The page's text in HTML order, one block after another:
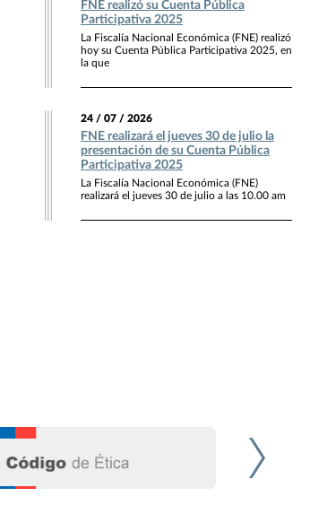
FNE realizó su Cuenta Pública
Participativa 2025
La Fiscalía Nacional Económica (FNE) realizó
hoy su Cuenta Pública Participativa 2025, en
la que
24 / 07 / 2026
FNE realizará el jueves 30 de julio la
presentación de su Cuenta Pública
Participativa 2025
La Fiscalía Nacional Económica (FNE)
realizará el jueves 30 de julio a las 10.00 am